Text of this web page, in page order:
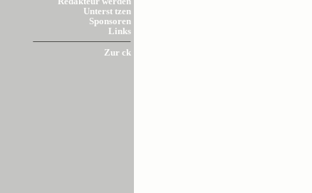
Unterst tzen
Sponsoren
Links
Zur ck